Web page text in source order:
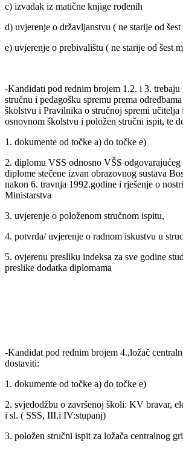
c) izvadak iz matične knjige rođenih
d) uvjerenje o državljanstvu ( ne starije od šest
e) uvjerenje o prebivalištu ( ne starije od šest
-Kandidati pod rednim brojem 1.2. i 3. trebaju
stručnu i pedagošku spremu prema
školstvu i Pravilnika o stručnoj spremi učitelja
osnovnom školstvu i položen stručni ispit, te
1. dokumente od točke a) do točke e)
2. diplomu VSS odnosno VŠS odgovarajućeg
diplome stečene izvan obrazovnog sustava
nakon 6. travnja 1992.godine i rješenje o
Ministarstva
3. uvjerenje o položenom stručnom ispitu,
4. potvrda/ uvjerenje o radnom iskustvu u
5. ovjerenu presliku indeksa za sve godine
preslike dodatka diplomama
-Kandidat pod rednim brojem 4.,ložač
dostaviti:
1. dokumente od točke a) do točke e)
2. svjedodžbu o završenoj školi: KV bravar,
i sl. ( SSS, III.i IV:stupanj)
3. položen stručni ispit za ložača centralnog